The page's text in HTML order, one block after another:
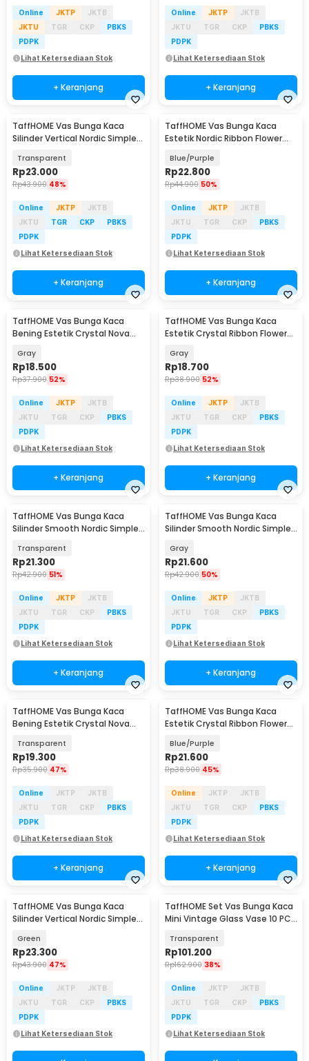
Online JKTP
JKTB
JKTU
TGR CKP
PBKS
PDPK
Lihat Ketersediaan Stok
+ Keranjang
Online JKTP
JKTB
JKTU
TGR CKP
PBKS
PDPK
Lihat Ketersediaan Stok
+ Keranjang
TaffHOME Vas Bunga Kaca
Silinder Vertical Nordic Simple
Transparent
Rp23.000
Rp43.900 48%
Online JKTP
JKTB
JKTU
TGR CKP
PBKS
PDPK
Lihat Ketersediaan Stok
+ Keranjang
TaffHOME Vas Bunga Kaca
Estetik Nordic Ribbon Flower
Blue/Purple
Rp22.800
Rp44.900 50%
Online JKTP
JKTB
JKTU
TGR CKP
PBKS
PDPK
Lihat Ketersediaan Stok
+ Keranjang
TaffHOME Vas Bunga Kaca
Bening Estetik Crystal Nova
Gray
Rp18.500
Rp37.900 52%
Online JKTP
JKTB
JKTU
TGR CKP
PBKS
PDPK
Lihat Ketersediaan Stok
+ Keranjang
TaffHOME Vas Bunga Kaca
Estetik Crystal Ribbon Flower
Gray
Rp18.700
Rp38.900 52%
Online JKTP
JKTB
JKTU
TGR CKP
PBKS
PDPK
Lihat Ketersediaan Stok
+ Keranjang
TaffHOME Vas Bunga Kaca
Silinder Smooth Nordic Simple
Transparent
Rp21.300
Rp42.900 51%
Online JKTP
JKTB
JKTU
TGR CKP
PBKS
PDPK
Lihat Ketersediaan Stok
+ Keranjang
TaffHOME Vas Bunga Kaca
Silinder Smooth Nordic Simple
Gray
Rp21.600
Rp42.900 50%
Online JKTP
JKTB
JKTU
TGR CKP
PBKS
PDPK
Lihat Ketersediaan Stok
+ Keranjang
TaffHOME Vas Bunga Kaca
Bening Estetik Crystal Nova
Transparent
Rp19.300
Rp35.900 47%
Online JKTP
JKTB
JKTU
TGR CKP
PBKS
PDPK
Lihat Ketersediaan Stok
+ Keranjang
TaffHOME Vas Bunga Kaca
Estetik Crystal Ribbon Flower
Blue/Purple
Rp21.600
Rp38.900 45%
Online JKTP
JKTB
JKTU
TGR CKP
PBKS
PDPK
Lihat Ketersediaan Stok
+ Keranjang
TaffHOME Vas Bunga Kaca
Silinder Vertical Nordic Simple
Green
Rp23.300
Rp43.900 47%
Online JKTP
JKTB
JKTU
TGR CKP
PBKS
PDPK
Lihat Ketersediaan Stok
TaffHOME Set Vas Bunga Kaca
Mini Vintage Glass Vase 10 PCS
Transparent
Rp101.200
Rp162.900 38%
Online JKTP
JKTB
JKTU
TGR CKP
PBKS
PDPK
Lihat Ketersediaan Stok